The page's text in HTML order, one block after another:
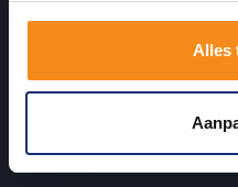
Alles
uw sanitairwinkel in Dalen